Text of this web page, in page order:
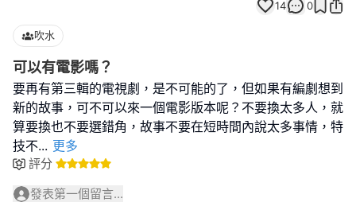
14 0
吹水
可以有電影嗎？
要再有第三輯的電視劇，是不可能的了，但如果有編劇想到
新的故事，可不可以來一個電影版本呢？不要換太多人，就
算要換也不要選錯角，故事不要在短時間內說太多事情，特
技不... 更多
評分
發表第一個留言...